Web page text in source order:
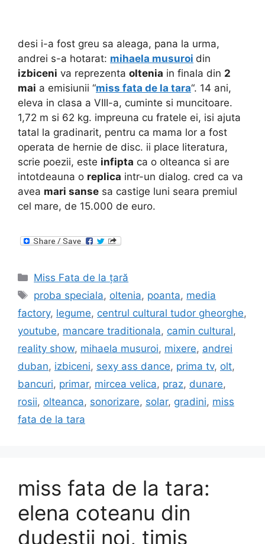
desi i-a fost greu sa aleaga, pana la urma,
andrei s-a hotarat: mihaela musuroi din
izbiceni va reprezenta oltenia in finala din 2
mai a emisiunii “miss fata de la tara“. 14 ani,
eleva in clasa a VIII-a, cuminte si muncitoare.
1,72 m si 62 kg. impreuna cu fratele ei, isi ajuta
tatal la gradinarit, pentru ca mama lor a fost
operata de hernie de disc. ii place literatura,
scrie poezii, este infipta ca o olteanca si are
intotdeauna o replica intr-un dialog. cred ca va
avea mari sanse sa castige luni seara premiul
cel mare, de 15.000 de euro.
Categories
Miss Fata de la țară
Tags
proba speciala, oltenia, poanta, media
factory, legume, centrul cultural tudor gheorghe,
youtube, mancare traditionala, camin cultural,
reality show, mihaela musuroi, mixere, andrei
duban, izbiceni, sexy ass dance, prima tv, olt,
bancuri, primar, mircea velica, praz, dunare,
rosii, olteanca, sonorizare, solar, gradini, miss
fata de la tara
miss fata de la tara:
elena coteanu din
dudestii noi, timis